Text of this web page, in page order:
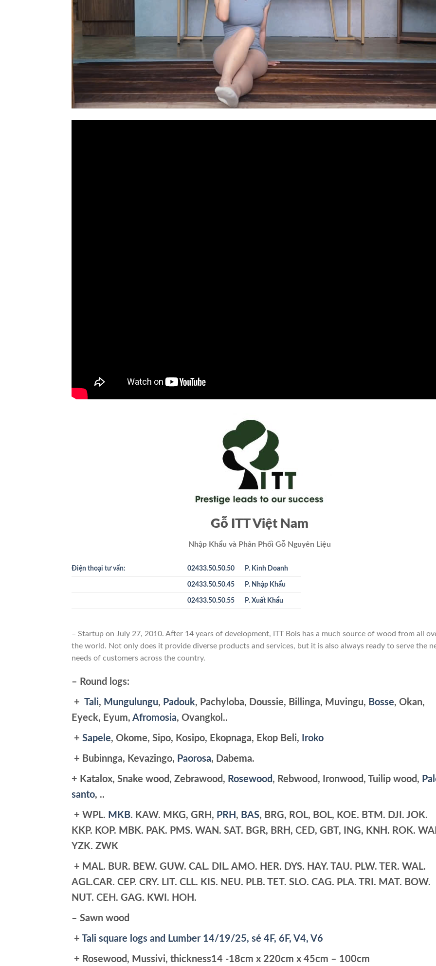
Gỗ ITT Việt Nam
Nhập Khẩu và Phân Phối Gỗ Nguyên Liệu
Điện thoại tư vấn: 02433.50.50.50 P. Kinh Doanh
02433.50.50.45 P. Nhập Khẩu
02433.50.50.55 P. Xuất Khẩu
– Startup on July 27, 2010. After 14 years of development, ITT Bois has a much source of wood from all
the world. Not only does it provide diverse products and services, but it is also always ready to serve the
needs of customers across the country.
Wood products and services ITT Bois is providing
– Round logs:
+ Tali, Mungulungu, Padouk, Pachyloba, Doussie, Billinga, Muvingu, Bosse, Okan,
Eyeck, Eyum, Afromosia, Ovangkol..
+ Sapele, Okome, Sipo, Kosipo, Ekopnaga, Ekop Beli, Iroko
+ Bubinnga, Kevazingo, Paorosa, Dabema.
+ Katalox, Snake wood, Zebrawood, Rosewood , Rebwood, Ironwood, Tuilip wood,
santo, ..
+ WPL. MKB. KAW. MKG, GRH, PRH , BAS, BRG, ROL, BOL, KOE. BTM. DJI. JOK.
KKP. KOP. MBK. PAK. PMS. WAN. SAT. BGR, BRH, CED, GBT, ING, KNH. ROK.
YZK. ZWK
+ MAL. BUR. BEW. GUW. CAL. DIL. AMO. HER. DYS. HAY. TAU. PLW. TER. WAL.
AGL.CAR. CEP. CRY. LIT. CLL. KIS. NEU. PLB. TET. SLO. CAG. PLA. TRI. MAT. BOW.
NUT. CEH. GAG. KWI. HOH.
– Sawn wood
+ Tali square logs and Lumber 14/19/25, sẻ 4F, 6F, V4, V6
+ Rosewood, Mussivi, thickness14 -18cm x 220cm x 45cm – 100cm